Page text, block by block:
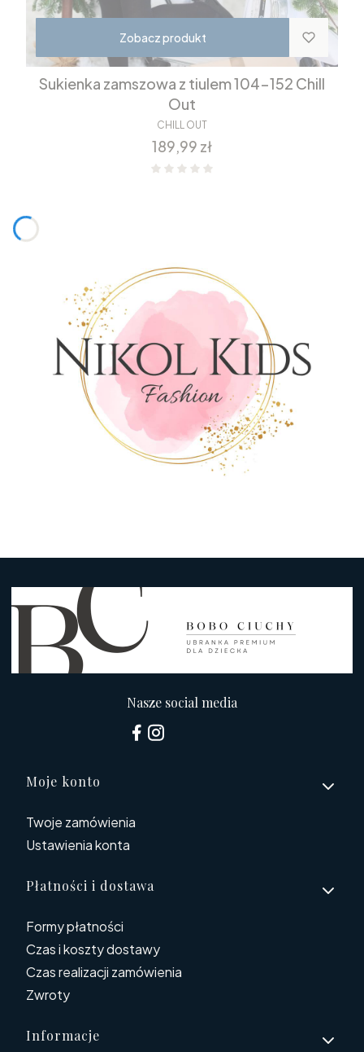
Zobacz produkt
Sukienka zamszowa z tiulem 104-152 Chill
Out
CHILL OUT
Cena
189,99 zł
Nasze social media
Linki w stopce
Moje konto
Twoje zamówienia
Ustawienia konta
Płatności i dostawa
Formy płatności
Czas i koszty dostawy
Czas realizacji zamówienia
Zwroty
Informacje